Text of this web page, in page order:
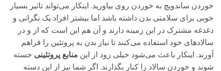
خوردن ساندویچ به خوردن روی بیاورید. اینکار می‌تواند تاثیر بسیار
خوبی برای سلامتی بدن داشته باشد اما بیشتر افراد یک نگرانی و
دغدغه مشترک در این زمینه دارند و آن هم این است که از و در
سالادهای خود استفاده می‌کنند تا نیاز بدن به پروتئین را فراهم
آورند. اینکار باعث می‌شود خیلی زود از این منابع پروتئینی خسته
شوند و خوردن سالاد را کنار بگذارند. اگر شما نیز از این دسته